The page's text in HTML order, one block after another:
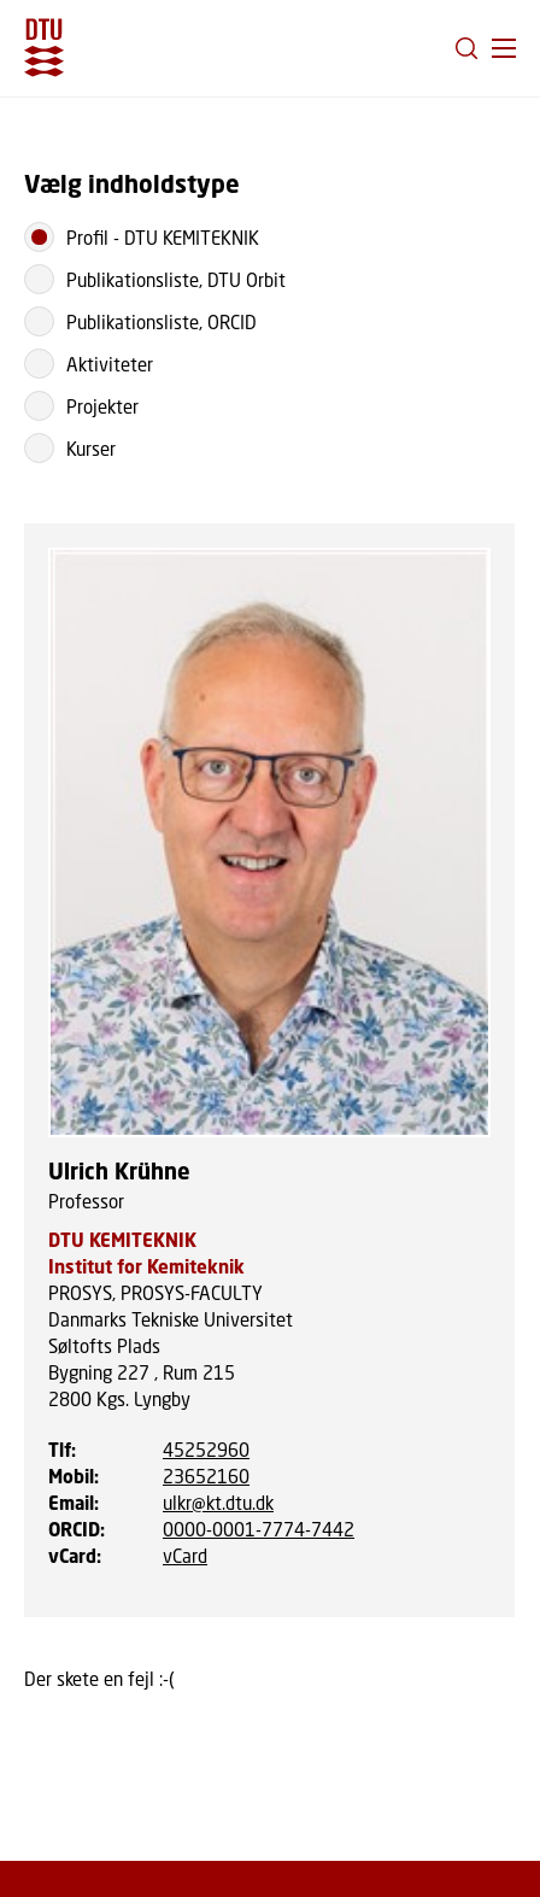
Vælg indholdstype
Profil - DTU KEMITEKNIK
Publikationsliste, DTU Orbit
Publikationsliste, ORCID
Aktiviteter
Projekter
Kurser
Ulrich Krühne
Professor
DTU KEMITEKNIK
Institut for Kemiteknik
PROSYS, PROSYS-FACULTY
Danmarks Tekniske Universitet
Søltofts Plads
Bygning 227 , Rum 215
2800 Kgs. Lyngby
Tlf:
45252960
Mobil:
23652160
Email:
ulkr@kt.dtu.dk
ORCID:
0000-0001-7774-7442
vCard: vCard
Der skete en fejl :-(